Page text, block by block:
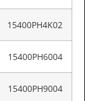
15400PH4K02
15400PH6004
15400PH9004